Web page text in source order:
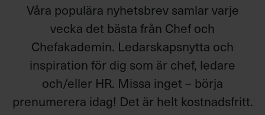
Våra populära nyhetsbrev samlar varje
vecka det bästa från Chef och
Chefakademin. Ledarskapsnytta och
inspiration för dig som är chef, ledare
och/eller HR. Missa inget – börja
prenumerera idag! Det är helt kostnadsfritt.